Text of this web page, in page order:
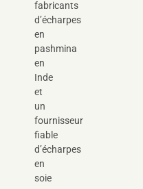
fabricants
d’écharpes
en
pashmina
en
Inde
et
un
fournisseur
fiable
d’écharpes
en
soie